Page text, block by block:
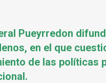
Pueyrredon
en el que
de las políticas